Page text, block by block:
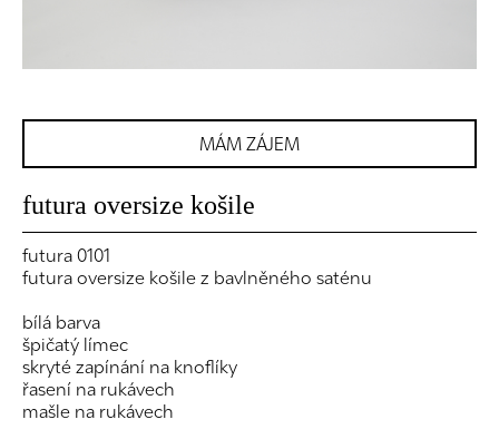
MÁM ZÁJEM
futura oversize košile
futura 0101
futura oversize košile z bavlněného saténu
bílá barva
špičatý límec
skryté zapínání na knoflíky
řasení na rukávech
mašle na rukávech